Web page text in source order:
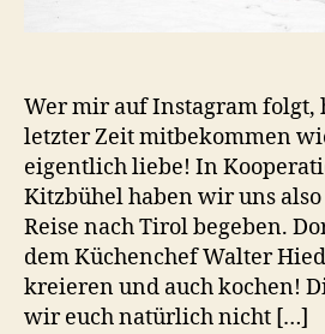
Wer mir auf Instagram folgt,
letzter Zeit mitbekommen
eigentlich liebe! In
Kitzbühel haben wir uns
Reise nach Tirol begeben.
dem Küchenchef Walter
kreieren und auch kochen!
wir euch natürlich nicht […]